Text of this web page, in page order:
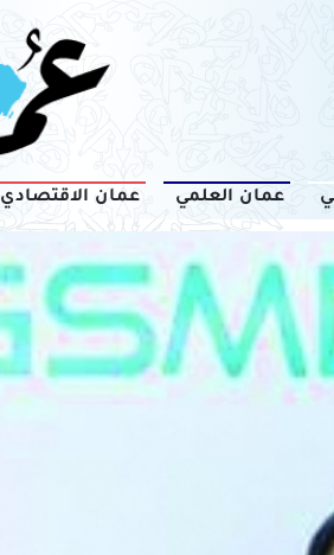
عمان العلمي عمان الاقتصادي